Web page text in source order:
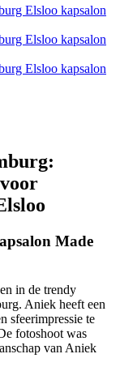
Made
in de trendy
Aniek heeft een
sfeerimpressie te
fotoshoot was
van Aniek